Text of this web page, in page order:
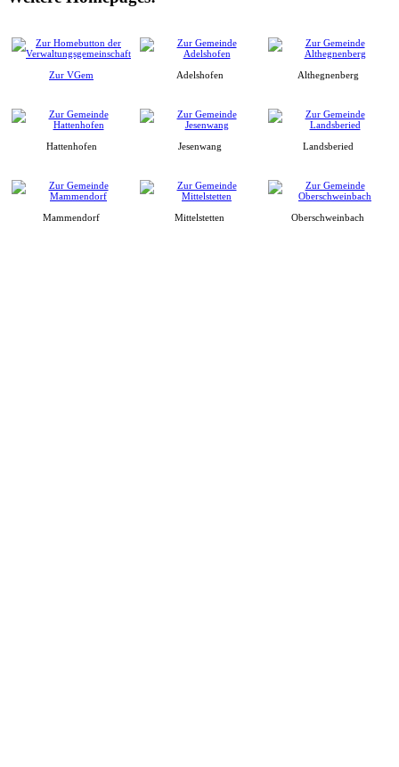
Zur VGem Adelshofen Althegnenberg
Hattenhofen Jesenwang Landsberied
Mammendorf Mittelstetten Oberschweinbach